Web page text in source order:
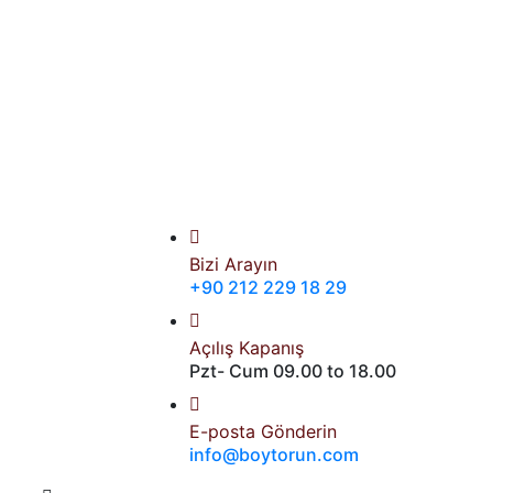
Bizi Arayın
+90 212 229 18 29
Açılış Kapanış
Pzt- Cum 09.00 to 18.00
E-posta Gönderin
info@boytorun.com